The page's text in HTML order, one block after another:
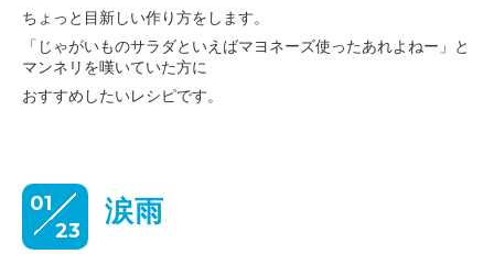
ちょっと目新しい作り方をします。
「じゃがいものサラダといえばマヨネーズ使ったあれよねー」 と
マンネリを嘆いていた方に
おすすめしたいレシピです。
01
23
涙雨